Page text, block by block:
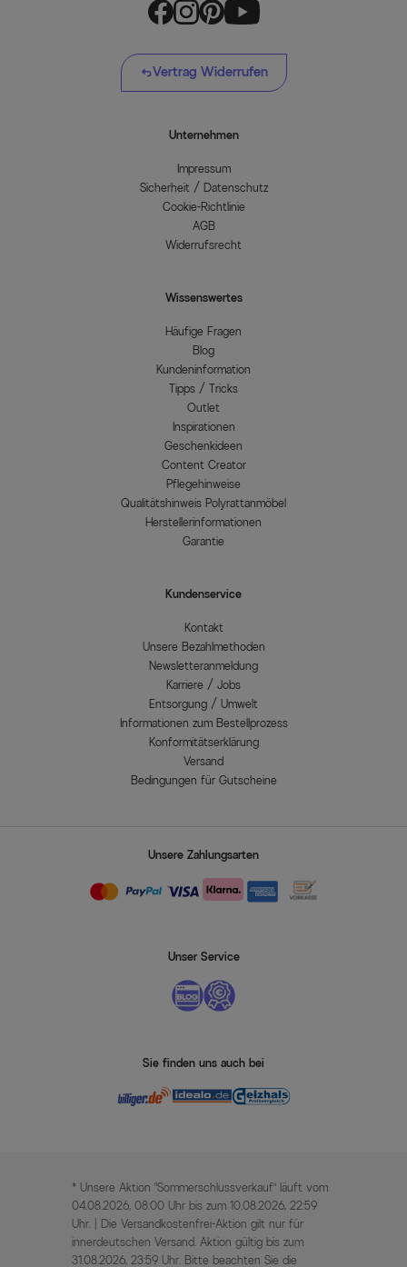
Vertrag Widerrufen
Unternehmen
Impressum
Sicherheit / Datenschutz
Cookie-Richtlinie
AGB
Widerrufsrecht
Wissenswertes
Häufige Fragen
Blog
Kundeninformation
Tipps / Tricks
Outlet
Inspirationen
Geschenkideen
Content Creator
Pflegehinweise
Qualitätshinweis Polyrattanmöbel
Herstellerinformationen
Garantie
Kundenservice
Kontakt
Unsere Bezahlmethoden
Newsletteranmeldung
Karriere / Jobs
Entsorgung / Umwelt
Informationen zum Bestellprozess
Konformitätserklärung
Versand
Bedingungen für Gutscheine
Unsere Zahlungsarten
Unser Service
Sie finden uns auch bei
* Unsere Aktion „Sommerschlussverkauf“ läuft vom
04.08.2026, 08:00 Uhr bis zum 10.08.2026, 22:59
Uhr. | Die Versandkostenfrei-Aktion gilt nur für
innerdeutschen Versand. Aktion gültig bis zum
31.08.2026, 23:59 Uhr. Bitte beachten Sie die